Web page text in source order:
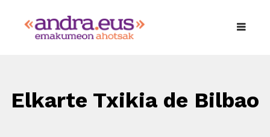
Elkarte Txikia de Bilbao